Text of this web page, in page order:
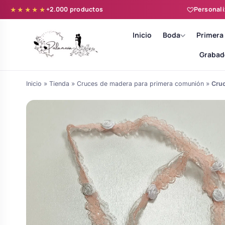
★★★★★+2.000 productos
Inicio Boda
novia y zapatillas
personalizadas
de boda
Árboles de Huellas para Primera
Comunión
Batas de comunión personalizadas
para niña
Inicio » Tienda » Cruces de madera para primera comunión »